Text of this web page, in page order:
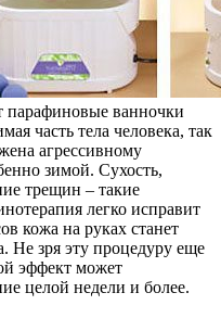
ванночки
часть тела человека, так
агрессивному
зимой. Сухость,
трещин – такие
легко исправит
кожа на руках станет
Не зря эту процедуру еще
эффект может
целой недели и более.